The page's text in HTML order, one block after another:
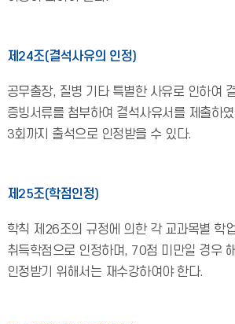
제24조(결석사유의 인정)
공무출장, 질병 기타 특별한 사유로 인하여
증빙서류를 첨부하여 결석사유서를 제출하
3회까지 출석으로 인정받을 수 있다.
제25조(학점인정)
학칙 제26조의 규정에 의한 각 교과목별 학
취득학점으로 인정하며, 70점 미만일 경우
인정받기 위해서는 재수강하여야 한다.